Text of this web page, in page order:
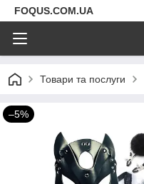
FOQUS.COM.UA
Товари та послуги
–5%